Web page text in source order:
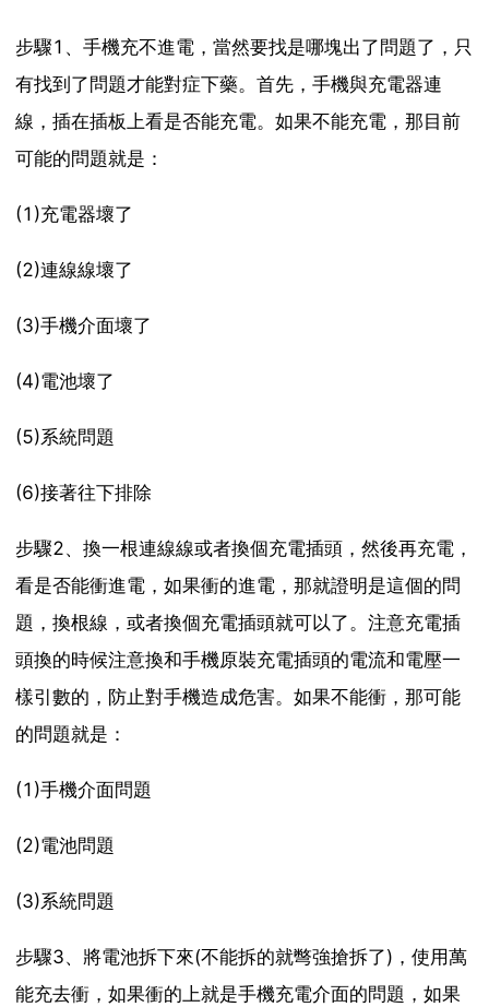
步驟1、手機充不進電，當然要找是哪塊出了問題了，只
有找到了問題才能對症下藥。首先，手機與充電器連
線，插在插板上看是否能充電。如果不能充電，那目前
可能的問題就是：
(1)充電器壞了
(2)連線線壞了
(3)手機介面壞了
(4)電池壞了
(5)系統問題
(6)接著往下排除
步驟2、換一根連線線或者換個充電插頭，然後再充電，
看是否能衝進電，如果衝的進電，那就證明是這個的問
題，換根線，或者換個充電插頭就可以了。注意充電插
頭換的時候注意換和手機原裝充電插頭的電流和電壓一
樣引數的，防止對手機造成危害。如果不能衝，那可能
的問題就是：
(1)手機介面問題
(2)電池問題
(3)系統問題
步驟3、將電池拆下來(不能拆的就彆強搶拆了)，使用萬
能充去衝，如果衝的上就是手機充電介面的問題，如果